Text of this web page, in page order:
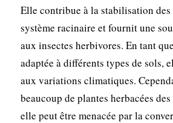
Elle contribue à la stabilisation des
système racinaire et fournit une
aux insectes herbivores. En tant
adaptée à différents types de sols,
aux variations climatiques.
beaucoup de plantes herbacées
elle peut être menacée par la